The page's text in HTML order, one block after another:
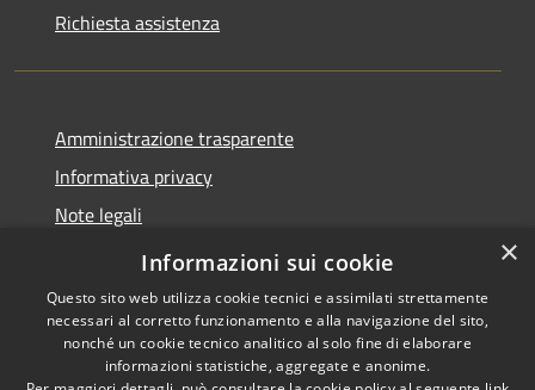
Richiesta assistenza
Amministrazione trasparente
Informativa privacy
Note legali
Dichiarazione di accessibilità
Copyright © 2026 • Comune di
×
Informazioni sui cookie
Questo sito web utilizza cookie tecnici e assimilati strettamente
necessari al corretto funzionamento e alla navigazione del sito,
nonché un cookie tecnico analitico al solo fine di elaborare
informazioni statistiche, aggregate e anonime.